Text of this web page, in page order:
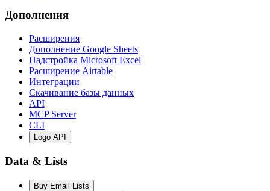
Дополнения
Расширения
Дополнение Google Sheets
Надстройка Microsoft Excel
Расширение Airtable
Интеграции
Скачивание базы данных
API
MCP Server
CLI
Logo API
Data & Lists
Buy Email Lists